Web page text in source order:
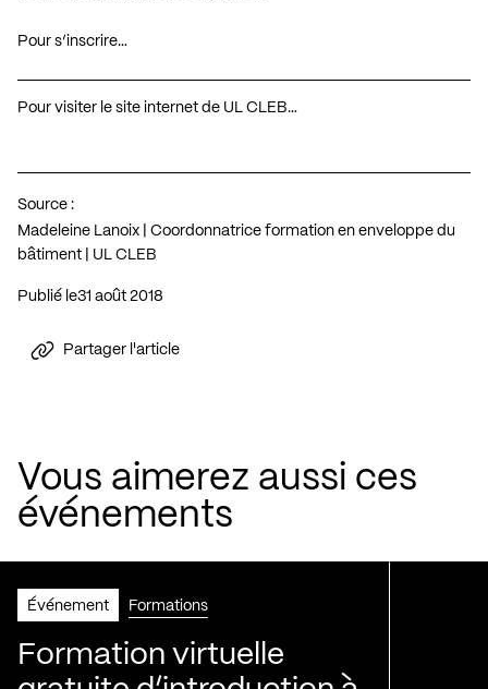
Pour s’inscrire…
Pour visiter le site internet de UL CLEB…
Source :
Madeleine Lanoix | Coordonnatrice formation en enveloppe du
bâtiment | UL CLEB
Publié le 31 août 2018
Partager l'article
Vous aimerez aussi ces
événements
Événement Formations
Formation virtuelle